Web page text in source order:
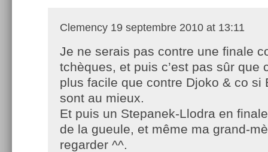
Clemency 19 septembre 2010 at 13:11
Je ne serais pas contre une finale
tchèques, et puis c’est pas sûr que
plus facile que contre Djoko & co si
sont au mieux.
Et puis un Stepanek-Llodra en
de la gueule, et même ma grand-
regarder ^^.